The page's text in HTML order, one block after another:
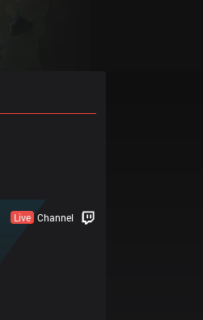
Live Channel